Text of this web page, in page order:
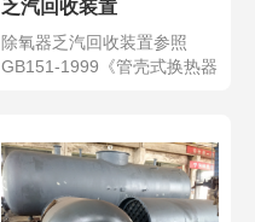
乏汽回收装置
除氧器乏汽回收装置参照
GB151-1999《管壳式换热器